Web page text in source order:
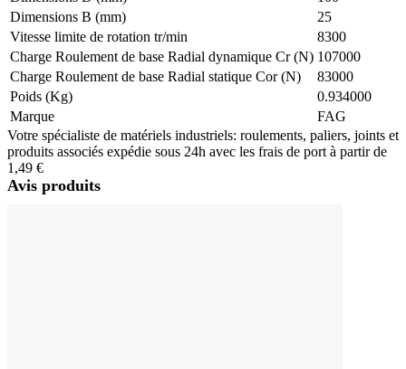
Dimensions B (mm)
25
Vitesse limite de rotation tr/min
8300
Charge Roulement de base Radial dynamique Cr (N) 107000
Charge Roulement de base Radial statique Cor (N)
83000
Poids (Kg)
0.934000
Marque
FAG
Votre spécialiste de matériels industriels: roulements, paliers, joints et
produits associés expédie sous 24h avec les frais de port à partir de
1,49 €
Avis produits